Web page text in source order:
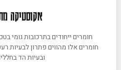
אקוסטיקה
חומרים ייחודים בתרכובות גומי
חומרים אלו מהווים פתרון לבעיות
ובעיות הד